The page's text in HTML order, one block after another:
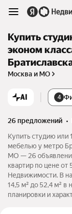
Купить
эконом
Москва и МО
AI 4
26 предложений •
Купить студию или
мебелью у метро
МО — 26
квартир по цене
Недвижимости. В
14,5 м² до 52,4 м²
планировки и